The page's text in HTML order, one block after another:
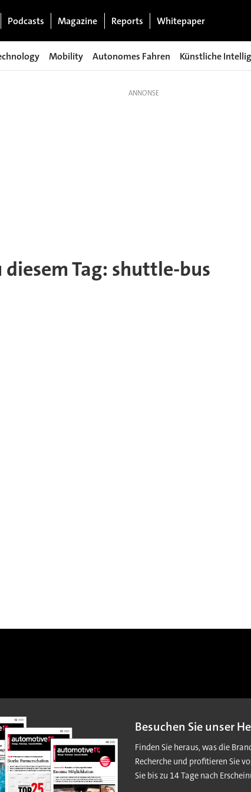
Podcasts Magazine Reports Whitepaper
Mobility Autonomes Fahren Künstliche
Tag: shuttle-bus
Besuchen Sie unser
Finden Sie heraus, was die
Recherche und profitieren Sie
Sie bis zu 14 Tage nach